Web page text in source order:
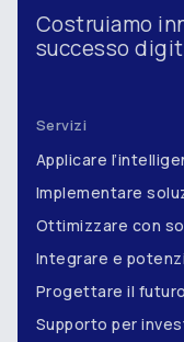
Costruiamo
successo
Servizi
Applicare
Implementare
Ottimizzare con
Integrare e
Progettare il
Supporto per